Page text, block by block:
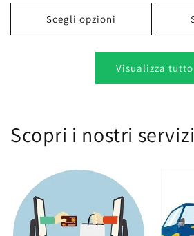
Scegli opzioni
listino
Visualizza tutto
Scopri i nostri servizi